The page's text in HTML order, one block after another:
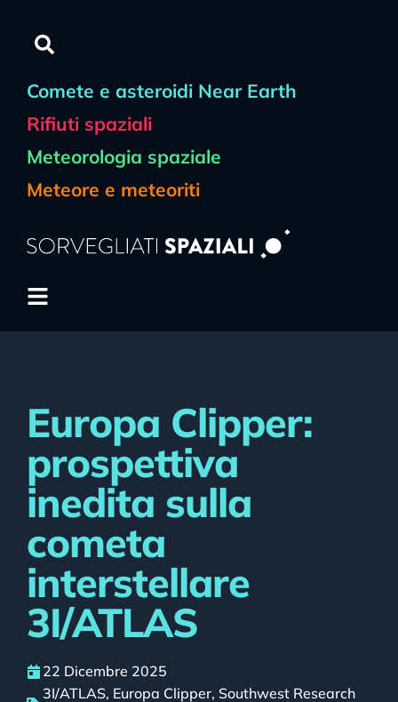
Comete e asteroidi Near Earth
Rifiuti spaziali
Meteorologia spaziale
Meteore e meteoriti
Europa Clipper:
prospettiva
inedita sulla
cometa
interstellare
3I/ATLAS
22 Dicembre 2025
3I/ATLAS, Europa Clipper, Southwest Research